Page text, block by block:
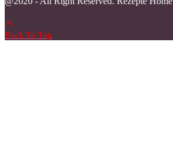
Back To Top